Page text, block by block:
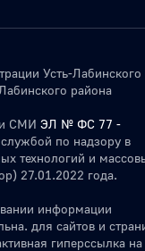
Усть-Лабинского
района
СМИ ЭЛ № ФС 77 -
по надзору в
технологий и
27.01.2022 года.
информации
для сайтов и
гиперссылка на